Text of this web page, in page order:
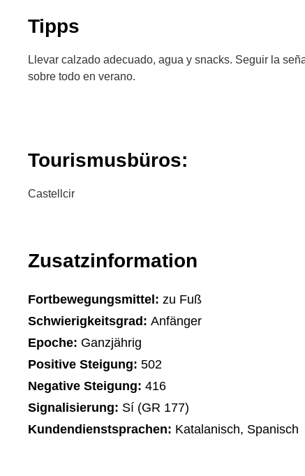
Tipps
Llevar calzado adecuado, agua y snacks. Seguir la
sobre todo en verano.
Tourismusbüros:
Castellcir
Zusatzinformation
Fortbewegungsmittel: zu Fuß
Schwierigkeitsgrad: Anfänger
Epoche: Ganzjährig
Positive Steigung: 502
Negative Steigung: 416
Signalisierung: Sí (GR 177)
Kundendienstsprachen: Katalanisch, Spanisch